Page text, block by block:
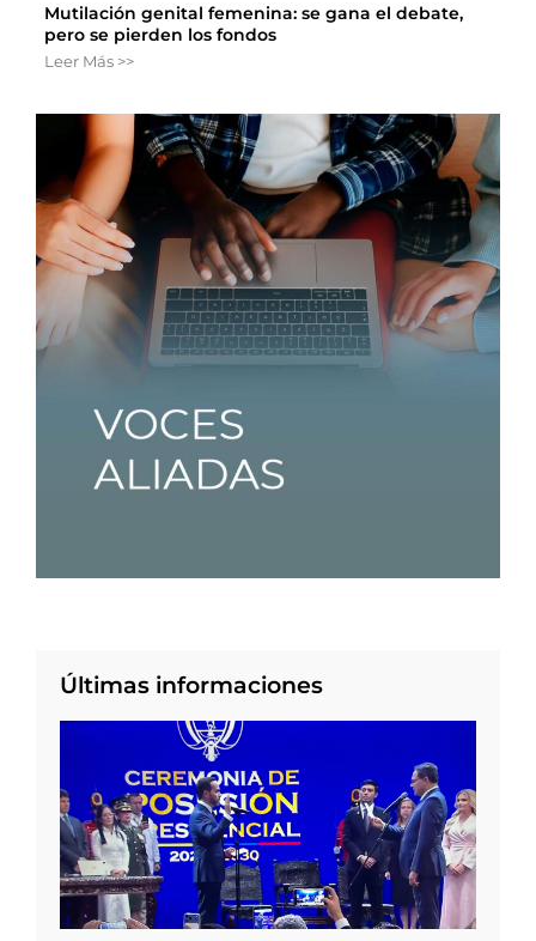
Mutilación genital femenina: se gana el debate,
pero se pierden los fondos
Leer Más >>
Últimas informaciones